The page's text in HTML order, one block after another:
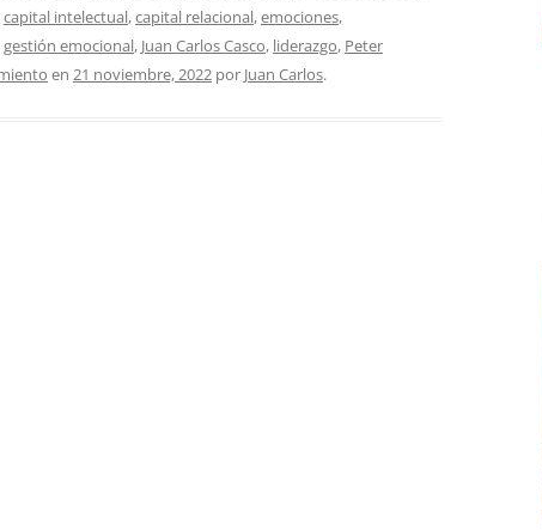
capital intelectual,capital relacional,emociones,
gestión emocional, Juan Carlos Casco, liderazgo, Peter
en 21 noviembre, 2022 por Juan Carlos.